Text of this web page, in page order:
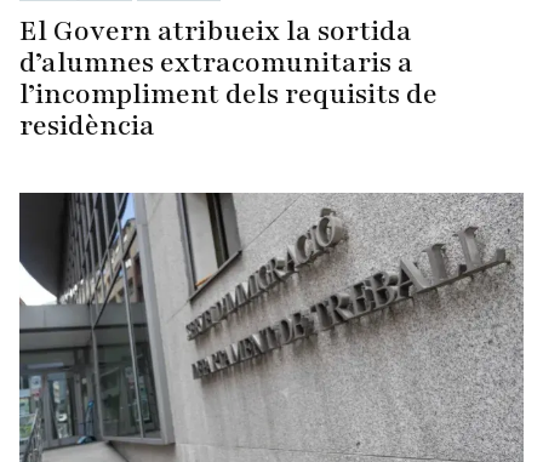
El Govern atribueix la sortida
d’alumnes extracomunitaris a
l’incompliment dels requisits de
residència